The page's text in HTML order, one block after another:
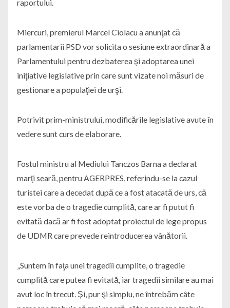
raportului.
Miercuri, premierul Marcel Ciolacu a anunţat că
parlamentarii PSD vor solicita o sesiune extraordinară a
Parlamentului pentru dezbaterea şi adoptarea unei
iniţiative legislative prin care sunt vizate noi măsuri de
gestionare a populaţiei de urşi.
Potrivit prim-ministrului, modificările legislative avute în
vedere sunt curs de elaborare.
Fostul ministru al Mediului Tanczos Barna a declarat
marţi seară, pentru AGERPRES, referindu-se la cazul
turistei care a decedat după ce a fost atacată de urs, că
este vorba de o tragedie cumplită, care ar fi putut fi
evitată dacă ar fi fost adoptat proiectul de lege propus
de UDMR care prevede reintroducerea vânătorii.
„Suntem în faţa unei tragedii cumplite, o tragedie
cumplită care putea fi evitată, iar tragedii similare au mai
avut loc în trecut. Şi, pur şi simplu, ne întrebăm câte